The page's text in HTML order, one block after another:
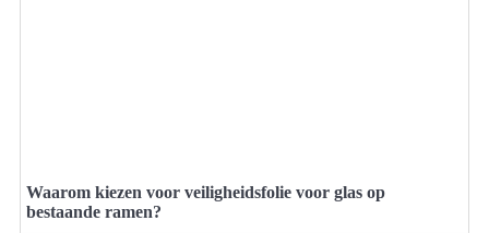
Waarom kiezen voor veiligheidsfolie voor glas op
bestaande ramen?